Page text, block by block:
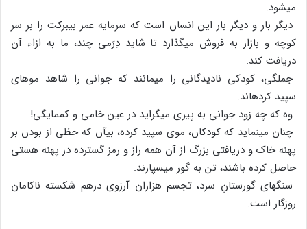
می‏شود.
دیگر بار و دیگر بار این انسان است که سرمایه عمر بی‏برکت را بر سر
کوچه و بازار به فروش می‏گذارد تا شاید دِرَمی چند، ما به ازاء آن
دریافت کند.
جملگی، کودکی نادیدگانی را می‏مانند که جوانی را شاهد موهای
سپید کرده‏اند.
وه که چه زود جوانی به پیری می‏گراید در عین خامی و کم‏مایگی!
چنان می‏نماید که کودکان، موی سپید کرده، بی‏آن که حظی از بودن بر
پهنه خاک و دریافتی بزرگ از آن همه راز و رمز گسترده در پهنه هستی
حاصل کرده باشند، تن به گور می‏سپارند.
سنگهای گورستانِ سرد، تجسم هزاران آرزوی درهم شکسته ناکامان
روزگار است.